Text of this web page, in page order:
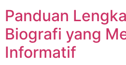
Panduan
Biografi yang
Informatif